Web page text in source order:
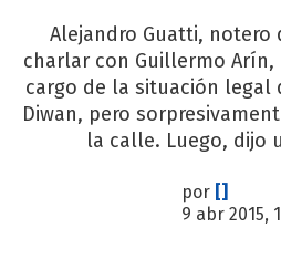
Alejandro Guatti, notero
charlar con Guillermo
cargo de la situación legal
Diwan, pero
la calle. Luego, dijo
por []
9 abr 2015,